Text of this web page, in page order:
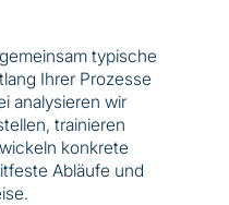
typische
Ihrer Prozesse
analysieren wir
trainieren
konkrete
Abläufe und